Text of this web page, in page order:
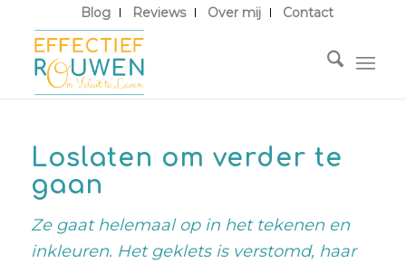
Blog Reviews Over mij Contact
Loslaten om verder te
gaan
Ze gaat helemaal op in het tekenen en
inkleuren. Het geklets is verstomd, haar